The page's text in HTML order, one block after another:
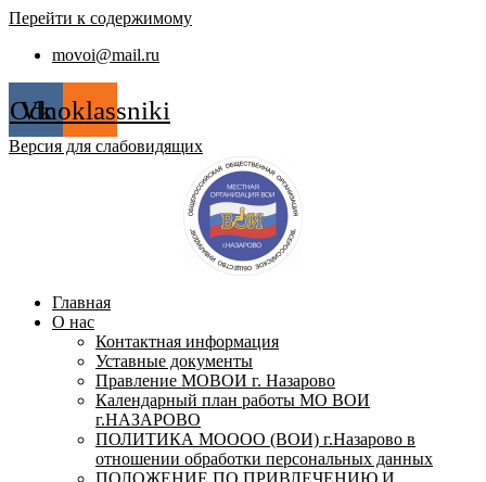
Перейти к содержимому
movoi@mail.ru
Vk
Odnoklassniki
Версия для слабовидящих
Главная
О нас
Контактная информация
Уставные документы
Правление МОВОИ г. Назарово
Календарный план работы МО ВОИ
г.НАЗАРОВО
ПОЛИТИКА МОООО (ВОИ) г.Назарово в
отношении обработки персональных данных
ПОЛОЖЕНИЕ ПО ПРИВЛЕЧЕНИЮ И